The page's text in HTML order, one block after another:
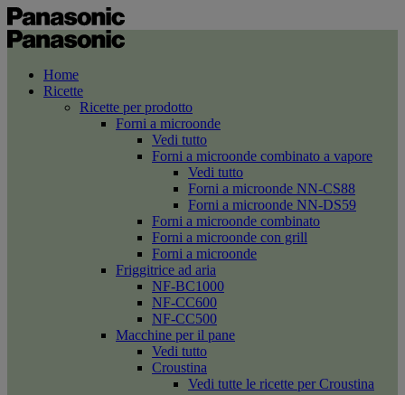
Home
Ricette
Ricette per prodotto
Forni a microonde
Vedi tutto
Forni a microonde combinato a vapore
Vedi tutto
Forni a microonde NN-CS88
Forni a microonde NN-DS59
Forni a microonde combinato
Forni a microonde con grill
Forni a microonde
Friggitrice ad aria
NF-BC1000
NF-CC600
NF-CC500
Macchine per il pane
Vedi tutto
Croustina
Vedi tutte le ricette per Croustina